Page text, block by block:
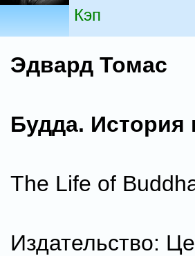
Кэп
Эдвард Томас
Будда. История
The Life of
Издательство: